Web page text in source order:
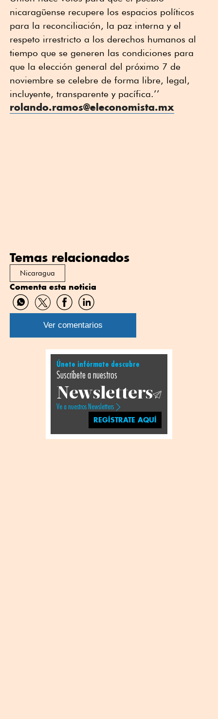
nicaragüense recupere los espacios políticos
para la reconciliación, la paz interna y el
respeto irrestricto a los derechos humanos al
tiempo que se generen las condiciones para
que la elección general del próximo 7 de
noviembre se celebre de forma libre, legal,
incluyente, transparente y pacífica.’’
rolando.ramos@eleconomista.mx
Temas relacionados
Nicaragua
Comenta esta noticia
Compartir
por
WhatsApp
Compartir
por
Twitter
Compartir
por
Facebook
Compartir
por
Linkedin
Ver comentarios
Únete infórmate descubre
Suscríbete a nuestros
Newsletters
Ve a nuestros Newsletters
REGÍSTRATE AQUÍ